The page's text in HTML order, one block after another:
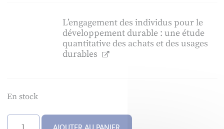
L’engagement des individus pour le
développement durable : une étude
quantitative des achats et des usages
durables
En stock